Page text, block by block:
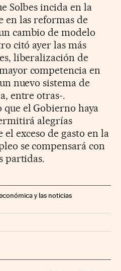
Solbes incida en la
en las reformas de
cambio de modelo
citó ayer las más
liberalización de
competencia en
nuevo sistema de
entre otras-.
el Gobierno haya
alegrías
exceso de gasto en la
se compensará con
partidas.
y las noticias
Twitter